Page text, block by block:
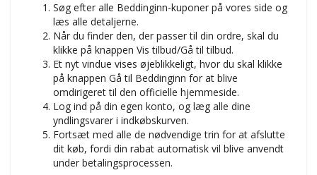
Søg efter alle Beddinginn-kuponer på vores side og
læs alle detaljerne.
Når du finder den, der passer til din ordre, skal du
klikke på knappen Vis tilbud/Gå til tilbud.
Et nyt vindue vises øjeblikkeligt, hvor du skal klikke
på knappen Gå til Beddinginn for at blive
omdirigeret til den officielle hjemmeside.
Log ind på din egen konto, og læg alle dine
yndlingsvarer i indkøbskurven.
Fortsæt med alle de nødvendige trin for at afslutte
dit køb, fordi din rabat automatisk vil blive anvendt
under betalingsprocessen.